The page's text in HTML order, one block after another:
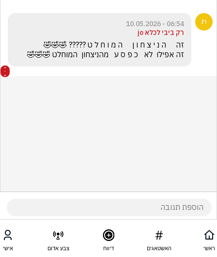
06:54 - 10.05.2026
רק ביבי לכלא jo
זה אפילו  לא   כ פ ס ע   מהניצחון  המוחלט 🤣🤣🤣
ראשי האשטאגים דיווח צבע אדום אישי